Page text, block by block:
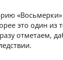
это один из
отметаем,